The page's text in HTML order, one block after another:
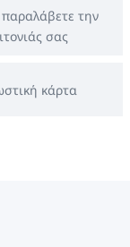
την
σας
κάρτα